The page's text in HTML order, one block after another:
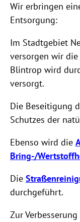
Wir erbringen
Entsorgung:
Im Stadtgebiet
versorgen wir
Blintrop wird
versorgt.
Die Beseitigung
Schutzes der
Ebenso wird die
Bring-/
Die
durchgeführt.
Zur